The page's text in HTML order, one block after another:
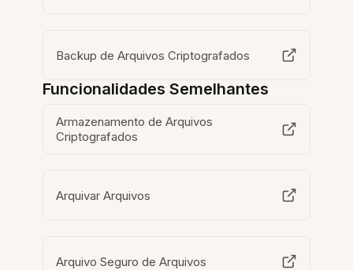
Backup de Arquivos Criptografados
Funcionalidades Semelhantes
Armazenamento de Arquivos
Criptografados
Arquivar Arquivos
Arquivo Seguro de Arquivos